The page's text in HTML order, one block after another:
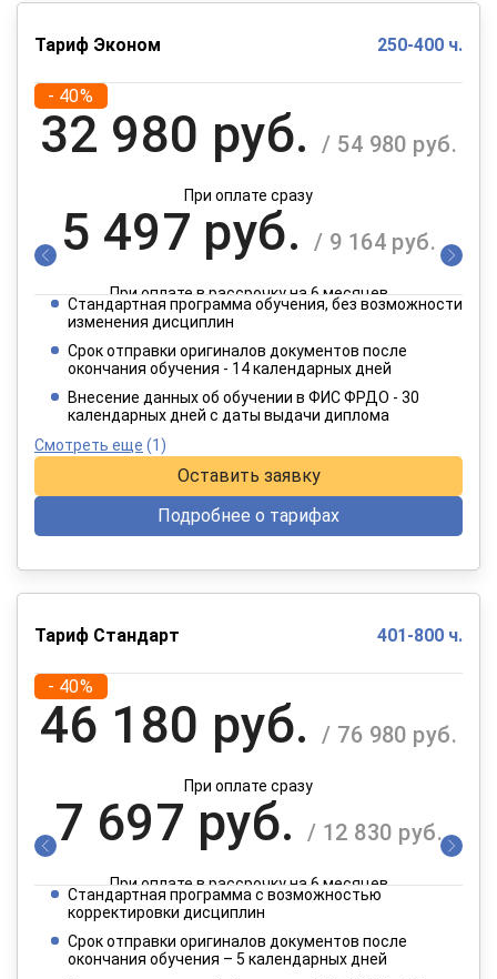
Тариф Эконом 250-400 ч.
- 40%
32 980 руб. / 54 980 руб.
При оплате сразу
5 497 руб. / 9 164 руб.
При оплате в рассрочку на 6 месяцев
2 749 руб.
При оплате в рассрочку на 12 месяцев
Стандартная программа обучения, без возможности
изменения дисциплин
Срок отправки оригиналов документов после
окончания обучения - 14 календарных дней
Внесение данных об обучении в ФИС ФРДО - 30
календарных дней с даты выдачи диплома
Смотреть еще (1)
Оставить заявку
Подробнее о тарифах
Тариф Стандарт 401-800 ч.
- 40%
46 180 руб. / 76 980 руб.
При оплате сразу
7 697 руб. / 12 830 руб.
При оплате в рассрочку на 6 месяцев
3 849 руб.
Стандартная программа с возможностью
корректировки дисциплин
Срок отправки оригиналов документов после
окончания обучения – 5 календарных дней